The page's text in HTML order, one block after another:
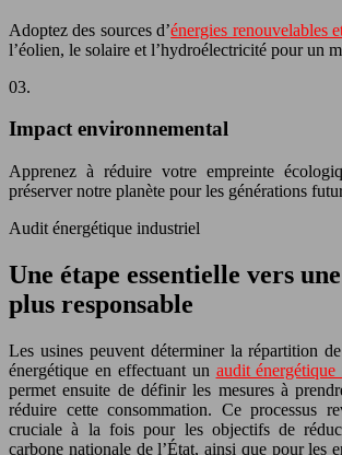
Adoptez des sources d’énergies renouvelables
l’éolien, le solaire et l’hydroélectricité pour un
03.
Impact environnemental
Apprenez à réduire votre empreinte
préserver notre planète pour les générations
Audit énergétique industriel
Une étape essentielle vers
plus responsable
Les usines peuvent déterminer la répartition
énergétique en effectuant un audit énergétique
permet ensuite de définir les mesures à
réduire cette consommation. Ce processus
cruciale à la fois pour les objectifs de
carbone nationale de l’État, ainsi que pour les